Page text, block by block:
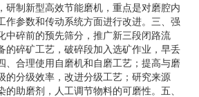
研制新型高效节能磨机，重点是对磨腔内
作参数和传动系统方面进行改进。三、强
中碎前的预先筛分，推广新三段闭路流
的碎矿工艺，破碎段加入选矿作业，早丢
、合理使用自磨机和自磨工艺；提高与磨
的分级效率，改进分级工艺；研究来源
的助磨剂，人工调节物料的可磨性。五、